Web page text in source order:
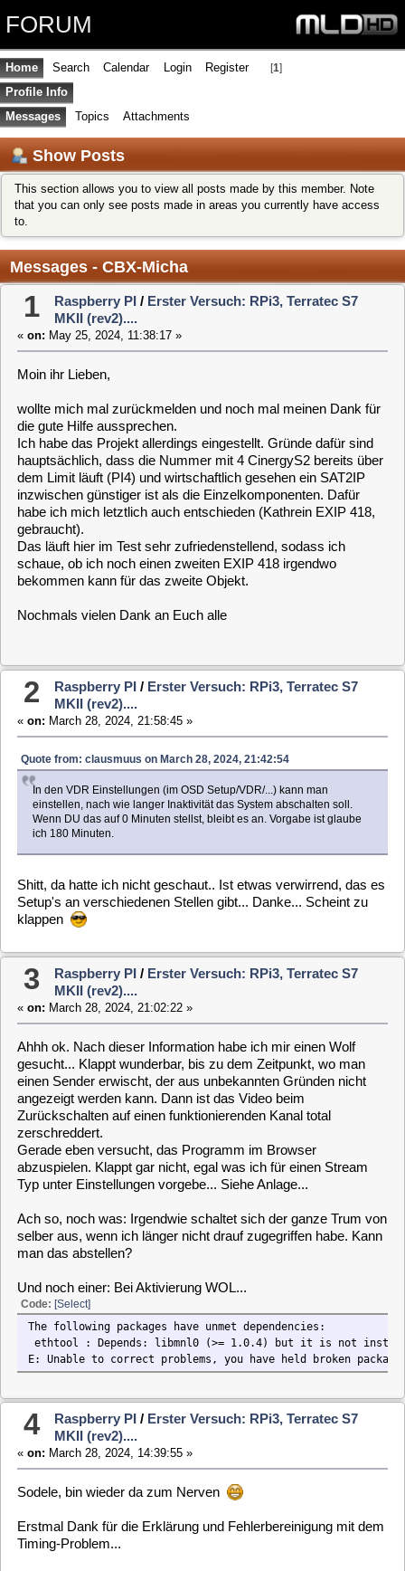
FORUM
Home Search
Profile Info
Messages
Topics
Show Posts
This section allows you to view all posts made by this member. Note
that you can only see posts made in areas you currently have access
to.
Messages - CBX-Micha
1 Raspberry PI/Erster Versuch: RPi3, Terratec S7
MKII (rev2)....
«on:May 25, 2024, 11:38:17 »
Moin ihr Lieben,
wollte mich mal zurückmelden und noch mal meinen Dank für
die gute Hilfe aussprechen.
Ich habe das Projekt allerdings eingestellt. Gründe dafür sind
hauptsächlich, dass die Nummer mit 4 CinergyS2 bereits über
inzwischen günstiger ist als die Einzelkomponenten. Dafür
habe ich mich letztlich auch entschieden (Kathrein EXIP 418,
gebraucht).
Das läuft hier im Test sehr zufriedenstellend, sodass ich
schaue, ob ich noch einen zweiten EXIP 418 irgendwo
bekommen kann für das zweite Objekt.
Nochmals vielen Dank an Euch alle
2 Raspberry PI/Erster Versuch: RPi3, Terratec S7
MKII (rev2)....
einstellen, nach wie langer Inaktivität das System abschalten soll.
Wenn DU das auf 0 Minuten stellst, bleibt es an. Vorgabe ist glaube
ich 180 Minuten.
Shitt, da hatte ich nicht geschaut.. Ist etwas verwirrend, das es
klappen
3 Raspberry PI/Erster Versuch: RPi3, Terratec S7
MKII (rev2)....
on:March 28, 2024, 21:02:22 »
gesucht... Klappt wunderbar, bis zu dem Zeitpunkt, wo man
einen Sender erwischt, der aus unbekannten Gründen nicht
angezeigt werden kann. Dann ist das Video beim
Zurückschalten auf einen funktionierenden Kanal total
Gerade eben versucht, das Programm im Browser
abzuspielen. Klappt gar nicht, egal was ich für einen Stream
Typ unter Einstellungen vorgebe... Siehe Anlage...
Ach so, noch was: Irgendwie schaltet sich der ganze Trum von
man das abstellen?
Und noch einer: Bei Aktivierung WOL...
Code: [Select]
The following packages have unmet dependencies:
ethtool : Depends: libmnl0 (>= 1.0.4) but it is not installable
E: Unable to correct problems, you have held broken packages.
4 Raspberry PI/ Erster Versuch: RPi3, Terratec S7
Sodele, bin wieder da zum Nerven
Timing-Problem...
Zwischenzeitlich ist eine Cinergy S2 für kleines Geld
eingetrudelt. Die Box funktioniert auf Anhieb und zeigt im OSD
SnapShots des eingestellten Programms.
So weit, so gut...
frage ich mich gerade, wie ich denn z.B. mit VLC oder einem
Browser das Programm über's LAN abgreifen kann?
VLC selbst sieht den MLD-Server nicht unter den
Verbindungen unter "Lokales Netzwerk". Muss ich da noch
was aktivieren in MLD?
Erster Versuch: RPi3, Terratec S7
«on:March 23, 2024, 10:47:18 »